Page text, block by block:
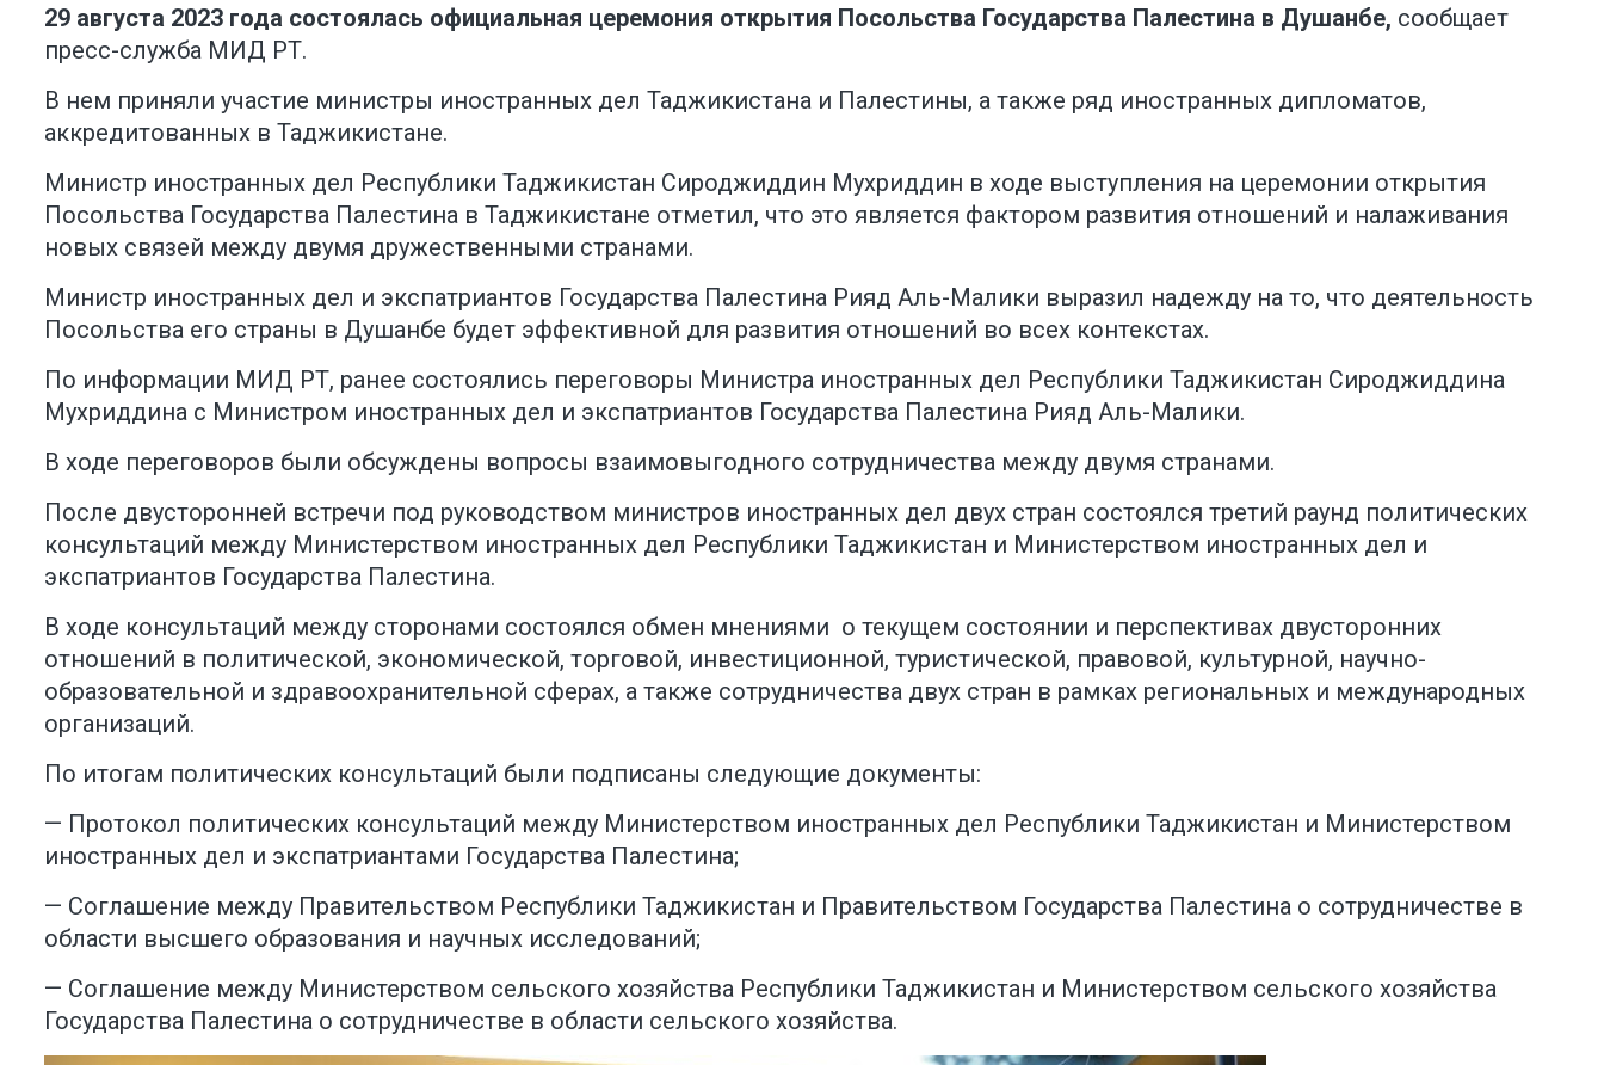
29 августа 2023 года состоялась официальная церемония открытия Посольства Государства Палестина в Душанбе, сообщает
пресс-служба МИД РТ.
В нем приняли участие министры иностранных дел Таджикистана и Палестины, а также ряд иностранных дипломатов,
аккредитованных в Таджикистане.
Министр иностранных дел Республики Таджикистан Сироджиддин Мухриддин в ходе выступления на церемонии открытия
Посольства Государства Палестина в Таджикистане отметил, что это является фактором развития отношений и налаживания
новых связей между двумя дружественными странами.
Министр иностранных дел и экспатриантов Государства Палестина Рияд Аль-Малики выразил надежду на то, что деятельность
Посольства его страны в Душанбе будет эффективной для развития отношений во всех контекстах.
По информации МИД РТ, ранее состоялись переговоры Министра иностранных дел Республики Таджикистан Сироджиддина
Мухриддина с Министром иностранных дел и экспатриантов Государства Палестина Рияд Аль-Малики.
В ходе переговоров были обсуждены вопросы взаимовыгодного сотрудничества между двумя странами.
После двусторонней встречи под руководством министров иностранных дел двух стран состоялся третий раунд политических
консультаций между Министерством иностранных дел Республики Таджикистан и Министерством иностранных дел и
экспатриантов Государства Палестина.
В ходе консультаций между сторонами состоялся обмен мнениями о текущем состоянии и перспективах двусторонних
отношений в политической, экономической, торговой, инвестиционной, туристической, правовой, культурной, научно-
образовательной и здравоохранительной сферах, а также сотрудничества двух стран в рамках региональных и международных
организаций.
По итогам политических консультаций были подписаны следующие документы:
— Протокол политических консультаций между Министерством иностранных дел Республики Таджикистан и Министерством
иностранных дел и экспатриантами Государства Палестина;
— Соглашение между Правительством Республики Таджикистан и Правительством Государства Палестина о сотрудничестве в
области высшего образования и научных исследований;
— Соглашение между Министерством сельского хозяйства Республики Таджикистан и Министерством сельского хозяйства
Государства Палестина о сотрудничестве в области сельского хозяйства.